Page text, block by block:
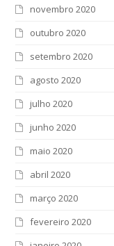
novembro 2020
outubro 2020
setembro 2020
agosto 2020
julho 2020
junho 2020
maio 2020
abril 2020
março 2020
fevereiro 2020